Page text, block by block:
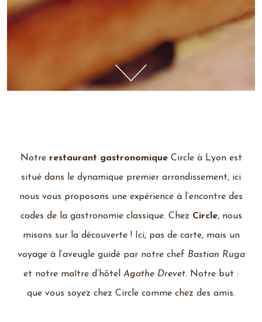
Notre restaurant gastronomiqueCircle à Lyon est
situé dans le dynamique premier arrondissement, ici
nous vous proposons une expérience à l’encontre des
codes de la gastronomie classique. Chez Circle, nous
misons sur la découverte ! Ici, pas de carte, mais un
voyage à l’aveugle guidé par notre chef Bastian Ruga
et notre maître d’hôtel Agathe Drevet. Notre but :
que vous soyez chez Circle comme chez des amis.